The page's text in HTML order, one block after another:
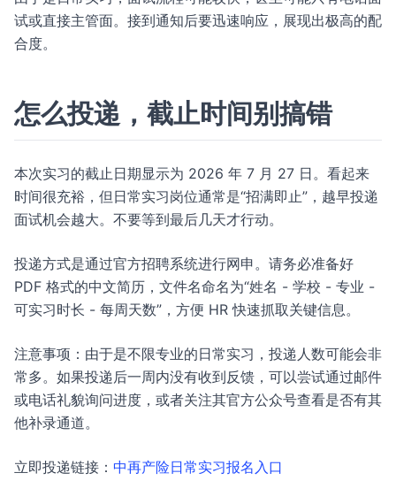
试或直接主管面。接到通知后要迅速响应，展现出极高的配
合度。
怎么投递，截止时间别搞错
本次实习的截止日期显示为 2026 年 7 月 27 日。看起来
时间很充裕，但日常实习岗位通常是“招满即止”，越早投递
面试机会越大。不要等到最后几天才行动。
投递方式是通过官方招聘系统进行网申。请务必准备好
PDF 格式的中文简历，文件名命名为“姓名 - 学校 - 专业 -
可实习时长 - 每周天数”，方便 HR 快速抓取关键信息。
注意事项：由于是不限专业的日常实习，投递人数可能会非
常多。如果投递后一周内没有收到反馈，可以尝试通过邮件
或电话礼貌询问进度，或者关注其官方公众号查看是否有其
他补录通道。
立即投递链接： 中再产险日常实习报名入口